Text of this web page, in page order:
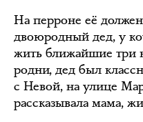
На перроне её
двоюродный дед, у
жить ближайшие три
родни, дед был
с Невой, на улице
рассказывала мама,